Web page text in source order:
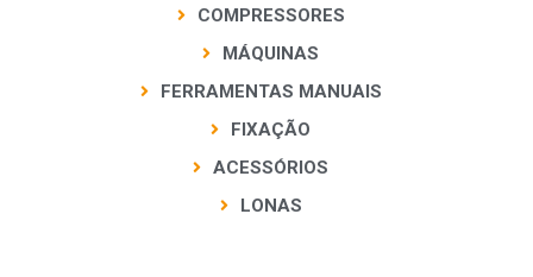
COMPRESSORES
MÁQUINAS
FERRAMENTAS MANUAIS
FIXAÇÃO
ACESSÓRIOS
LONAS